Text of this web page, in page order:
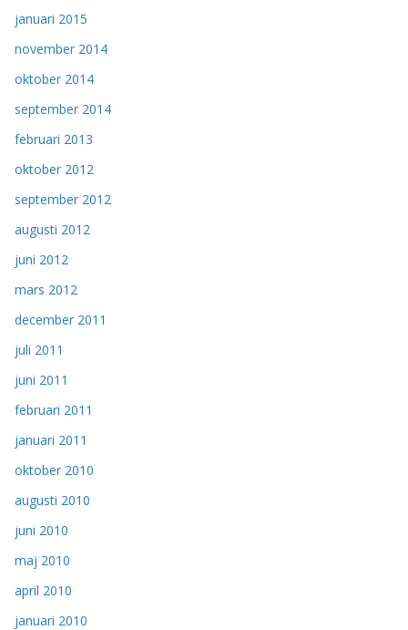
januari 2015
november 2014
oktober 2014
september 2014
februari 2013
oktober 2012
september 2012
augusti 2012
juni 2012
mars 2012
december 2011
juli 2011
juni 2011
februari 2011
januari 2011
oktober 2010
augusti 2010
juni 2010
maj 2010
april 2010
januari 2010